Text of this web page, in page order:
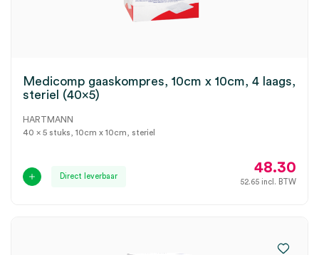
Medicomp gaaskompres, 10cm x 10cm, 4 laags,
steriel (40×5)
HARTMANN
40 x 5 stuks, 10cm x 10cm, steriel
Direct leverbaar
48.30
52.65 incl. BTW